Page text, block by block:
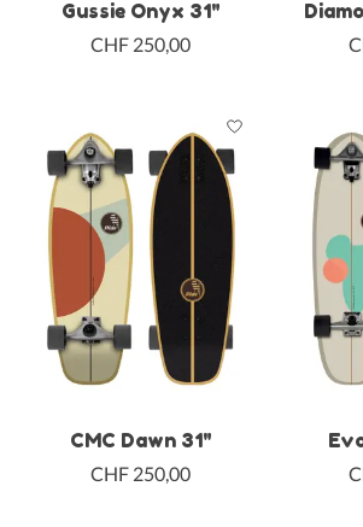
Gussie Onyx 31"
CHF 250,00
CMC Dawn 31"
CHF 250,00